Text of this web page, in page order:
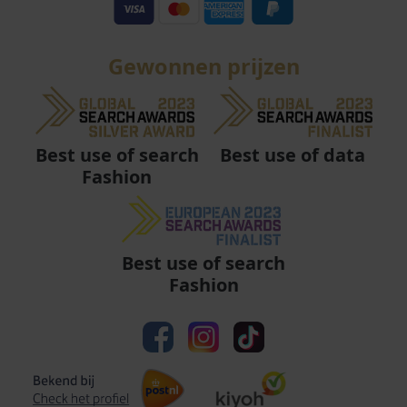
Gewonnen prijzen
Best use of search
Fashion
Best use of data
Best use of search
Fashion